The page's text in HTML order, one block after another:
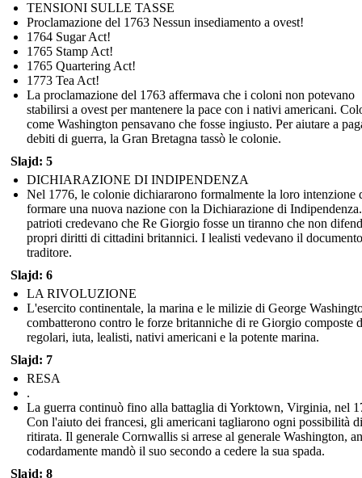
TENSIONI SULLE TASSE
Proclamazione del 1763 Nessun insediamento a ovest!
1764 Sugar Act!
1765 Stamp Act!
1765 Quartering Act!
1773 Tea Act!
La proclamazione del 1763 affermava che i coloni non potevano
stabilirsi a ovest per mantenere la pace con i nativi americani.
come Washington pensavano che fosse ingiusto. Per aiutare a
debiti di guerra, la Gran Bretagna tassò le colonie.
Slajd: 5
DICHIARAZIONE DI INDIPENDENZA
Nel 1776, le colonie dichiararono formalmente la loro intenzione
formare una nuova nazione con la Dichiarazione di
patrioti credevano che Re Giorgio fosse un tiranno che non
propri diritti di cittadini britannici. I lealisti vedevano il
traditore.
Slajd: 6
LA RIVOLUZIONE
L'esercito continentale, la marina e le milizie di George
combatterono contro le forze britanniche di re Giorgio composte
regolari, iuta, lealisti, nativi americani e la potente marina.
Slajd: 7
RESA
.
La guerra continuò fino alla battaglia di Yorktown, Virginia, nel
Con l'aiuto dei francesi, gli americani tagliarono ogni possibilità di
ritirata. Il generale Cornwallis si arrese al generale Washington,
codardamente mandò il suo secondo a cedere la sua spada.
Slajd: 8